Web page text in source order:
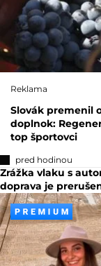
Reklama
Slovák premenil
doplnok:
top športovci
pred hodinou
Zrážka vlaku s
doprava je